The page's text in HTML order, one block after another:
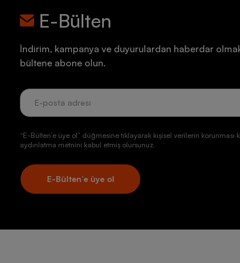
ayakkabıları genellikle günlük ayakkabı modellerinden daha
kaymayı önlemek için ayağın orta kısmına ve
farklı kalıplara sahip olabileceğini unutmayın.
olduğu gibi ayrıntılara önem vermelisiniz. Yüksek
tişört, eşofman veya taytları seçmeniz gerekiyor. Koşu
sayesinde performansınızı üst seviyeye taşıyan birbirinden
şekilde tasarlanmış olmasına dikkat etmelisiniz.
olasılığını azaltmak için daha altlarda bulunuyor.
güvende kalmanız için reflektör özelliklerinde tasarlanıyor.
oluşan koşu ürünleri, çeşitli hava koşullarında denge
E-Bülten
İndirim, kampanya ve duyurulardan haberdar
bültene abone olun.
“E-Bülten’e üye ol” düğmesine tıklayarak kişisel verilerin korunması
aydınlatma metnini kabul etmiş olursunuz.
E-Bülten’e üye ol